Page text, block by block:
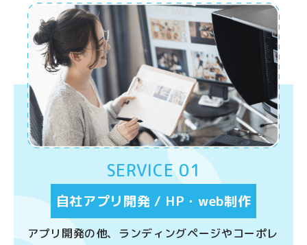
SERVICE 01
自社アプリ開発 / HP・web制作
アプリ開発の他、ランディングページやコーポレ